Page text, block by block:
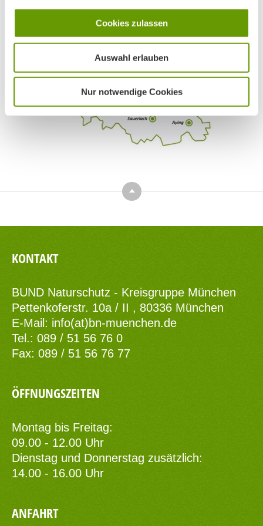
Cookies zulassen
Auswahl erlauben
Nur notwendige Cookies
Top
KONTAKT
BUND Naturschutz - Kreisgruppe München
Pettenkoferstr. 10a / II , 80336 München
E-Mail: info(at)bn-muenchen.de
Tel.: 089 / 51 56 76 0
Fax: 089 / 51 56 76 77
ÖFFNUNGSZEITEN
Montag bis Freitag:
09.00 - 12.00 Uhr
Dienstag und Donnerstag zusätzlich:
14.00 - 16.00 Uhr
ANFAHRT